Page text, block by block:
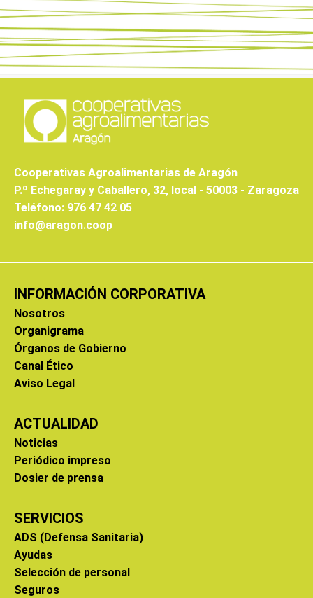
Cooperativas Agroalimentarias de Aragón
P.º Echegaray y Caballero, 32, local - 50003 - Zaragoza
Teléfono: 976 47 42 05
info@aragon.coop
INFORMACIÓN CORPORATIVA
Nosotros
Organigrama
Órganos de Gobierno
Canal Ético
Aviso Legal
ACTUALIDAD
Noticias
Periódico impreso
Dosier de prensa
SERVICIOS
ADS (Defensa Sanitaria)
Ayudas
Selección de personal
Seguros